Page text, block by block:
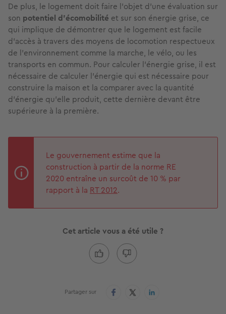
De plus, le logement doit faire l’objet d’une évaluation sur
son potentiel d’écomobilité et sur son énergie grise, ce
qui implique de démontrer que le logement est facile
d’accès à travers des moyens de locomotion respectueux
de l’environnement comme la marche, le vélo, ou les
transports en commun. Pour calculer l’énergie grise, il est
nécessaire de calculer l’énergie qui est nécessaire pour
construire la maison et la comparer avec la quantité
d’énergie qu’elle produit, cette dernière devant être
supérieure à la première.
Le gouvernement estime que la
construction à partir de la norme RE
2020 entraîne un surcoût de 10 % par
rapport à la RT 2012.
Cet article vous a été utile ?
Partager sur